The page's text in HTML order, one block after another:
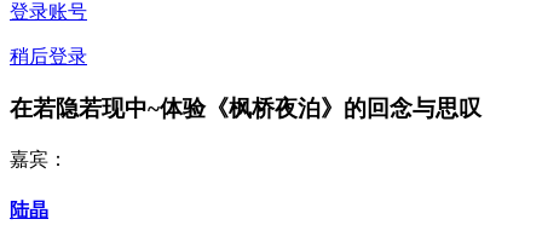
登录账号
稍后登录
在若隐若现中~体验《枫桥夜泊》的回念与思叹
嘉宾：
陆晶